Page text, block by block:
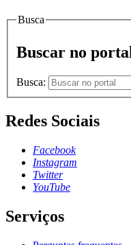
Busca
Buscar no portal
Busca:
Redes Sociais
Facebook
Instagram
Twitter
YouTube
Serviços